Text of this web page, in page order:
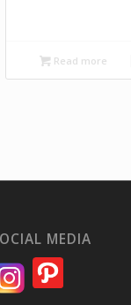
Read more
MEDIA